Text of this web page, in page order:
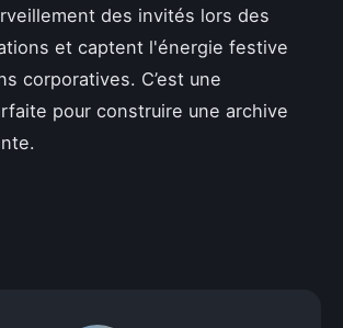
des invités lors des
et captent l'énergie festive
corporatives. C’est une
pour construire une archive